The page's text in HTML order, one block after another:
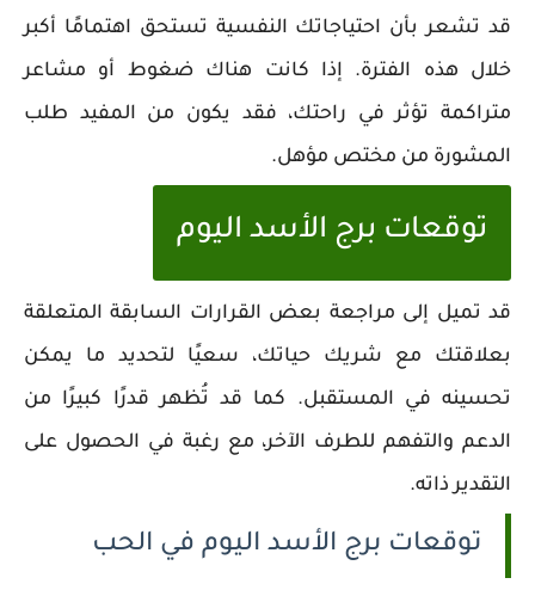
قد تشعر بأن احتياجاتك النفسية تستحق اهتمامًا أكبر
خلال هذه الفترة. إذا كانت هناك ضغوط أو مشاعر
متراكمة تؤثر في راحتك، فقد يكون من المفيد طلب
المشورة من مختص مؤهل.
توقعات برج الأسد اليوم
قد تميل إلى مراجعة بعض القرارات السابقة المتعلقة
بعلاقتك مع شريك حياتك، سعيًا لتحديد ما يمكن
تحسينه في المستقبل. كما قد تُظهر قدرًا كبيرًا من
الدعم والتفهم للطرف الآخر، مع رغبة في الحصول على
التقدير ذاته.
توقعات برج الأسد اليوم في الحب